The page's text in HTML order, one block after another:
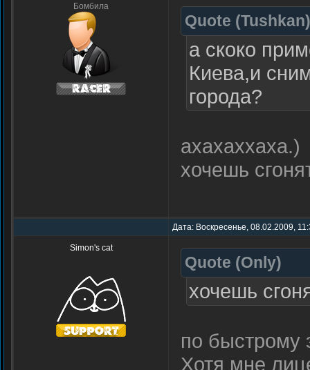
Бомбила
Quote (Tushkan)
а скоко
Киева,и
города?
ахахаххаха.)
хочешь
Дата: Воскресенье, 08.02.2009,
Simon's cat
Quote (Only)
хочешь
по быстрому
Хотя мне